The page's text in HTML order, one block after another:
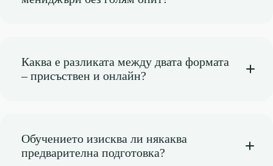
Каква е разликата между двата формата
– присъствен и онлайн?
Обучението изисква ли някаква
предварителна подготовка?